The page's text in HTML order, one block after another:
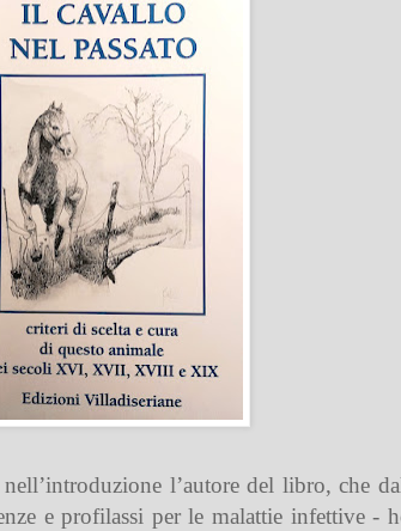
l’autore del libro, che
e profilassi per le malattie infettive -